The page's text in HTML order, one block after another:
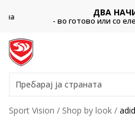
ДВА
- во готово или со
Пребарај ја страната
Sport Vision Shop by look